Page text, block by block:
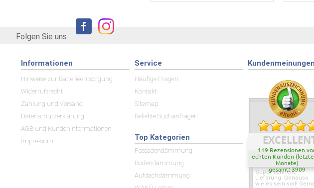
Folgen Sie uns
Informationen
Hinweise zur Batterieentsorgung
Widerrufsrecht
Zahlung und Versand
Datenschutzerklärung
AGB und Kundeninformationen
Impressum
Service
Häufige Fragen
Kontakt
Sitemap
Beliebte Suchanfragen
Top Kategorien
Fassadendämmung
Bodendämmung
Aufdachdämmung
Kundenmeinungen
119 Rezensionen
echten Kunden
Monate)
gesamt: 3909
Super schnelle
Lieferung. Genauso
wie es sein soll!